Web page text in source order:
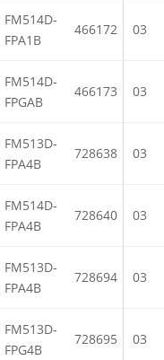
FM514D-
FPA1B
466172 03
FM514D-
FPGAB
466173 03
FM513D-
FPA4B
728638 03
FM514D-
FPA4B
728640 03
FM513D-
FPA4B
728694 03
FM513D-
FPG4B
728695 03